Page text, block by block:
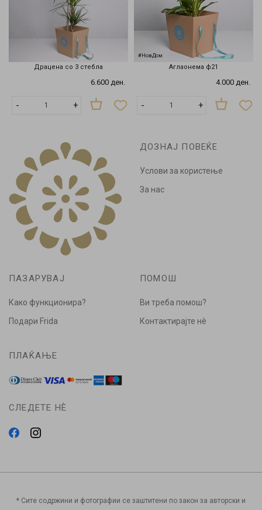
Драцена со 3 стебла
6.600 ден.
- +
#НовДом
Аглaoнема ф21
4.000 ден.
- +
ДОЗНАЈ ПОВЕЌЕ
Услови за користење
За нас
ПАЗАРУВАЈ
Како функционира?
Подари Frida
ПОМОШ
Ви треба помош?
Контактирајте нè
ПЛАЌАЊЕ
СЛЕДЕТЕ НÈ
* Сите содржини и фотографии се заштитени по закон за авторски и